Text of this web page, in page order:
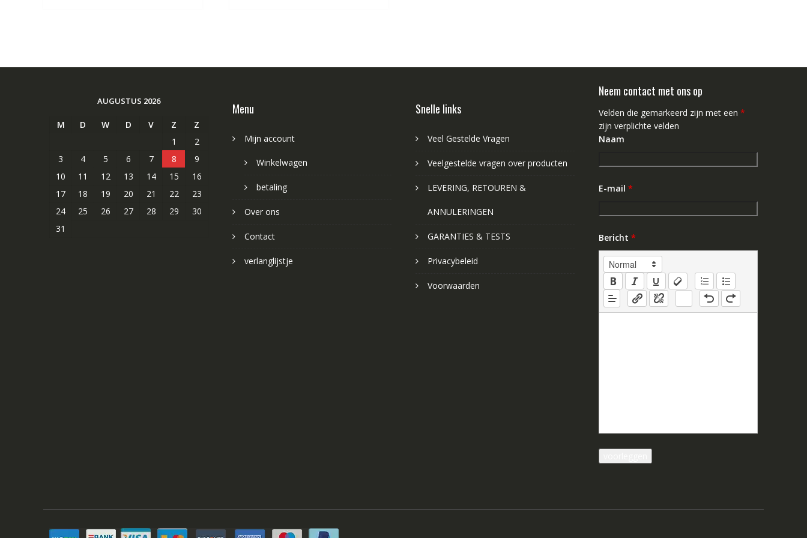
AUGUSTUS 2026
M D W D V Z
Z
1
2
3
4 5 6 7 8
9
10
11 12 13 14 15
16
17
18 19 20 21 22
23
24
25 26 27 28 29
30
31
Menu
Mijn account
Winkelwagen
betaling
Over ons
Contact
verlanglijstje
Snelle links
Veel Gestelde Vragen
Veelgestelde vragen over producten
LEVERING, RETOUREN &
ANNULERINGEN
GARANTIES & TESTS
Privacybeleid
Voorwaarden
Neem contact met ons op
Velden die gemarkeerd zijn met een *
zijn verplichte velden
Naam
E-mail *
Bericht *